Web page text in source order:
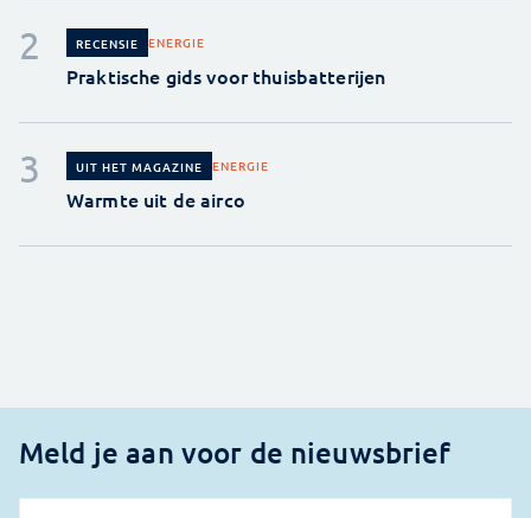
RECENSIE ENERGIE
Praktische gids voor thuisbatterijen
UIT HET MAGAZINE ENERGIE
Warmte uit de airco
Meld je aan voor de nieuwsbrief